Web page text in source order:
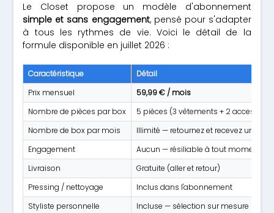
Le Closet propose un modèle d'abonnement
simple et sans engagement, pensé pour s'adapter
à tous les rythmes de vie. Voici le détail de la
formule disponible en juillet 2026 :
Caractéristique
Détail
Prix mensuel
59,99 € / mois
Nombre de pièces par box
5 pièces (3 vêtements + 2
Nombre de box par mois
Illimité — retournez et recevez une
Engagement
Aucun — résiliable à tout moment
Livraison
Gratuite (aller et retour)
Pressing / nettoyage
Inclus dans l'abonnement
Styliste personnelle
Incluse — sélection sur mesure selon